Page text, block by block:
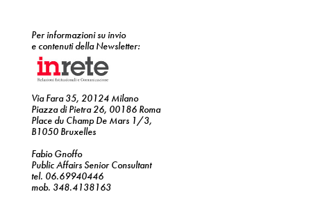
Per informazioni su invio
e contenuti della Newsletter:
Via Fara 35, 20124 Milano
Piazza di Pietra 26, 00186 Roma
Place du Champ De Mars 1/3,
B1050 Bruxelles
Fabio Gnoffo
Public Affairs Senior Consultant
tel. 06.69940446
mob. 348.4138163